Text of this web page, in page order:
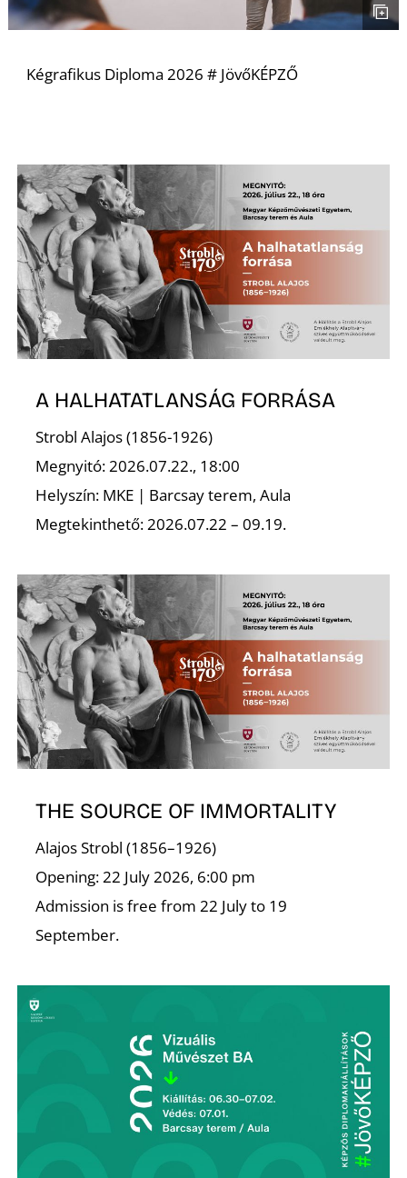
Kégrafikus Diploma 2026 # JövőKÉPZŐ
A HALHATATLANSÁG FORRÁSA
Strobl Alajos (1856-1926)
Megnyitó: 2026.07.22., 18:00
Helyszín: MKE | Barcsay terem, Aula
Megtekinthető: 2026.07.22 – 09.19.
THE SOURCE OF IMMORTALITY
Alajos Strobl (1856–1926)
Opening: 22 July 2026, 6:00 pm
Admission is free from 22 July to 19
September.